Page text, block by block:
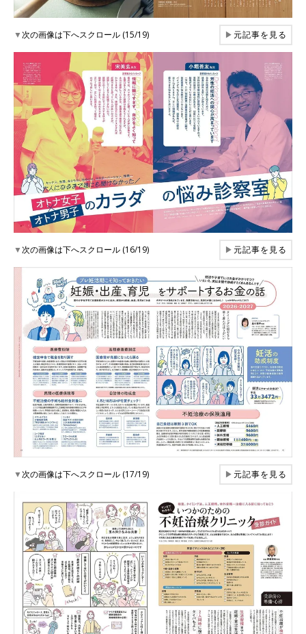
▼次の画像は下へスクロール (15/19) ▶元記事を見る
▼次の画像は下へスクロール (16/19) ▶元記事を見る
▼次の画像は下へスクロール (17/19) ▶元記事を見る